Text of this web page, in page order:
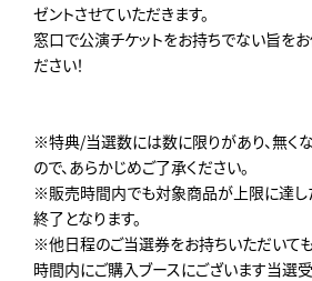
ゼントさせていただきます。
窓口で公演チケットをお持ちでない旨をお
ださい！
※特典/当選数には数に限りがあり、無く
ので、あらかじめご了承ください。
※販売時間内でも対象商品が上限に達
終了となります。
※他日程のご当選券をお持ちいただいても
時間内にご購入ブースにございます当選